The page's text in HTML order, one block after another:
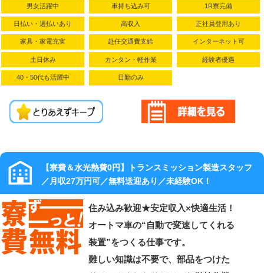
訳】：
200,000円 ＋
残業 1,543円
×32.00H ＋
深夜 309円
×48.00H ＋
昇給制度あり
日払い制度あ
り
出・通勤・赴
任・住宅）
上）
男女活躍中 車持ち込み可 1R寮完備
日払い・週払いあり 高収入 正社員登用あり
家具・家電充実 赴任交通費支給 インターネット可
土日休み カンタン・軽作業 経験者優遇
40・50代も活躍中 日勤のみ
【寮費＆水光熱費0円】トランスミッション製造スタッフ
／月収27万円可／無料送迎あり／未経験OK！
住み込み歓迎★安定収入×快適生活！
オートマ車の“自動で変速してくれる
装置”をつくる仕事です。
難しい知識は不要で、部品をつけた